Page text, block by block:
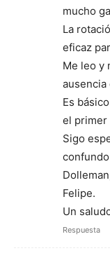
mucho
La
eficaz
Me leo y
ausencia
Es
el primer
Sigo
Felipe.
Un
Respuesta